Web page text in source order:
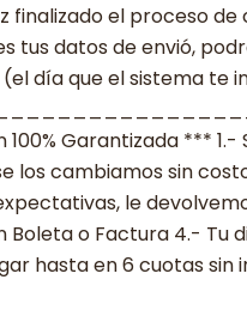
finalizado el proceso
tus datos de envió,
día que el sistema te
Garantizada *** 1.-
cambiamos sin
le
Boleta o Factura 4.- Tu
hasta en 6 cuotas sin